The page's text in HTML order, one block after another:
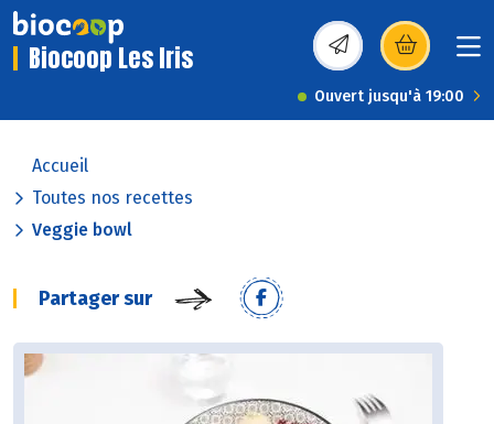
Biocoop Les Iris (s’ouvre dans une
Ouvert jusqu'à 19:00
Accueil
Toutes nos recettes
Veggie bowl
Partager sur